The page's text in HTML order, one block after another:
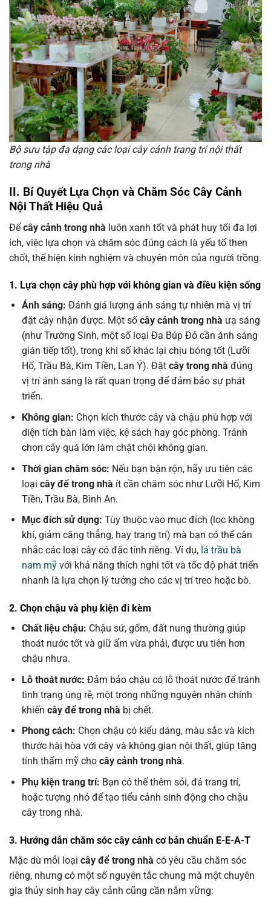
Bộ sưu tập đa dạng các loại cây cảnh trang trí nội thất
trong nhà
II. Bí Quyết Lựa Chọn và Chăm Sóc Cây Cảnh
Nội Thất Hiệu Quả
Đểcây cảnh trong nhà luôn xanh tốt và phát huy tối đa lợi
ích, việc lựa chọn và chăm sóc đúng cách là yếu tố then
chốt, thể hiện kinh nghiệm và chuyên môn của người trồng.
1. Lựa chọn cây phù hợp với không gian và điều kiện sống
Ánh sáng: Đánh giá lượng ánh sáng tự nhiên mà vị trí
đặt cây nhận được. Một số cây cảnh trong nhà ưa sáng
(như Trường Sinh, một số loại Đa Búp Đỏ cần ánh sáng
gián tiếp tốt), trong khi số khác lại chịu bóng tốt (Lưỡi
Hổ, Trầu Bà, Kim Tiền, Lan Ý). Đặt cây trong nhà đúng
vị trí ánh sáng là rất quan trọng để đảm bảo sự phát
triển.
Không gian: Chọn kích thước cây và chậu phù hợp với
diện tích bàn làm việc, kệ sách hay góc phòng. Tránh
chọn cây quá lớn làm chật chội không gian.
Thời gian chăm sóc: Nếu bạn bận rộn, hãy ưu tiên các
loại cây để trong nhà ít cần chăm sóc như Lưỡi Hổ, Kim
Tiền, Trầu Bà, Bình An.
Mục đích sử dụng: Tùy thuộc vào mục đích (lọc không
khí, giảm căng thẳng, hay trang trí) mà bạn có thể cân
nhắc các loại cây có đặc tính riêng. Ví dụ, lá trầu bà
nam mỹvới khả năng thích nghi tốt và tốc độ phát triển
nhanh là lựa chọn lý tưởng cho các vị trí treo hoặc bò.
2. Chọn chậu và phụ kiện đi kèm
Chất liệu chậu: Chậu sứ, gốm, đất nung thường giúp
thoát nước tốt và giữ ẩm vừa phải, được ưu tiên hơn
chậu nhựa.
Lỗ thoát nước: Đảm bảo chậu có lỗ thoát nước để tránh
tình trạng úng rễ, một trong những nguyên nhân chính
khiến cây để trong nhà bị chết.
Phong cách: Chọn chậu có kiểu dáng, màu sắc và kích
thước hài hòa với cây và không gian nội thất, giúp tăng
tính thẩm mỹ cho cây cảnh trong nhà.
Phụ kiện trang trí: Bạn có thể thêm sỏi, đá trang trí,
hoặc tượng nhỏ để tạo tiểu cảnh sinh động cho chậu
cây trong nhà.
3. Hướng dẫn chăm sóc cây cảnh cơ bản chuẩn E-E-A-T
Mặc dù mỗi loại cây để trong nhà có yêu cầu chăm sóc
riêng, nhưng có một số nguyên tắc chung mà một chuyên
gia thủy sinh hay cây cảnh cũng cần nắm vững: